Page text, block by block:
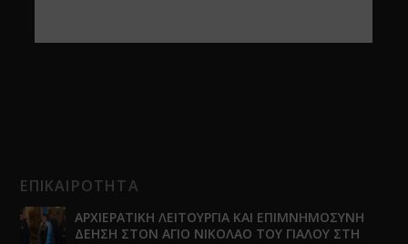
ΕΠΙΚΑΙΡΟΤΗΤΑ
ΑΡΧΙΕΡΑΤΙΚΗ ΛΕΙΤΟΥΡΓΙΑ ΚΑΙ ΕΠΙΜΝΗΜΟΣΥΝΗ
ΔΕΗΣΗ ΣΤΟΝ ΑΓΙΟ ΝΙΚΟΛΑΟ ΤΟΥ ΓΙΑΛΟΥ ΣΤΗ